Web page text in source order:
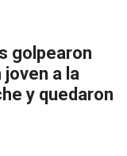
golpearon
joven a la
y quedaron